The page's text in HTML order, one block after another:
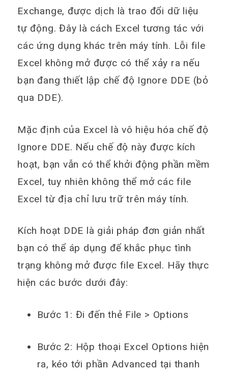
Exchange, được dịch là trao đổi dữ liệu
tự động. Đây là cách Excel tương tác với
các ứng dụng khác trên máy tính. Lỗi file
Excel không mở được có thể xảy ra nếu
bạn đang thiết lập chế độ Ignore DDE (bỏ
qua DDE).
Mặc định của Excel là vô hiệu hóa chế độ
Ignore DDE. Nếu chế độ này được kích
hoạt, bạn vẫn có thể khởi động phần mềm
Excel, tuy nhiên không thể mở các file
Excel từ địa chỉ lưu trữ trên máy tính.
Kích hoạt DDE là giải pháp đơn giản nhất
bạn có thể áp dụng để khắc phục tình
trạng không mở được file Excel. Hãy thực
hiện các bước dưới đây:
Bước 1: Đi đến thẻ File > Options
Bước 2: Hộp thoại Excel Options hiện
ra, kéo tới phần Advanced tại thanh